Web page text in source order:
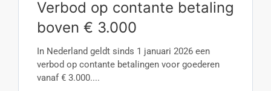
Verbod op contante betaling
boven € 3.000
In Nederland geldt sinds 1 januari 2026 een
verbod op contante betalingen voor goederen
vanaf € 3.000....